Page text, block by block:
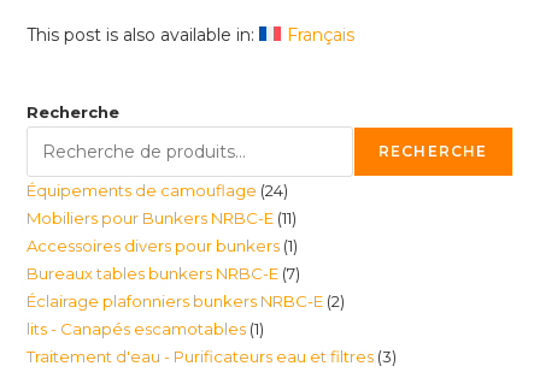
This post is also available in: Français
Recherche
RECHERCHE
Équipements de camouflage 2424
produits
Mobiliers pour Bunkers NRBC-E 1111
produits
Accessoires divers pour bunkers 11
produit
Bureaux tables bunkers NRBC-E 77
produits
Éclairage plafonniers bunkers NRBC-E 22
lits - Canapés escamotables 11
produit
Traitement d'eau - Purificateurs eau et filtres 33